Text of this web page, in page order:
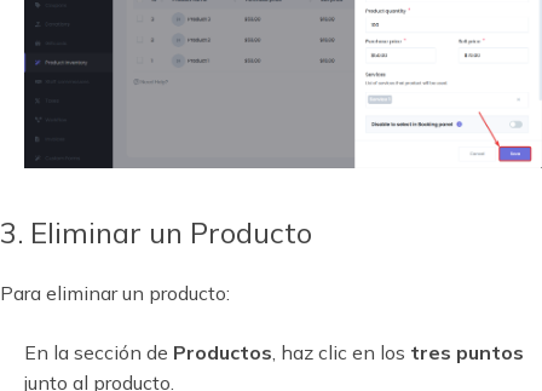
3. Eliminar un Producto
Para eliminar un producto:
En la sección de Productos , haz clic en los tres puntos
junto al producto.